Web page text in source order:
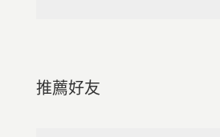
推薦好友